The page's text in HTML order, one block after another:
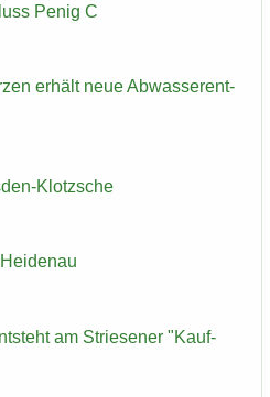
Penig C
er­hält neue Ab­was­ser­ent­
​Klotzsche
am Strie­se­ner "Kauf­